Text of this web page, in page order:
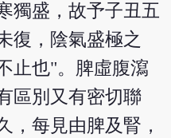
獨盛，故予子丑五
復，陰氣盛極之
止也"。脾虛腹瀉
區別又有密切聯
，每見由脾及腎，